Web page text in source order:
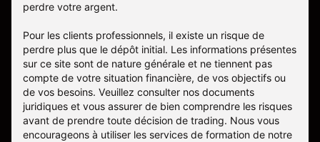
perdre votre argent.
Pour les clients professionnels, il existe un risque de
perdre plus que le dépôt initial. Les informations présentes
sur ce site sont de nature générale et ne tiennent pas
compte de votre situation financière, de vos objectifs ou
de vos besoins. Veuillez consulter nos documents
juridiques et vous assurer de bien comprendre les risques
avant de prendre toute décision de trading. Nous vous
encourageons à utiliser les services de formation de notre